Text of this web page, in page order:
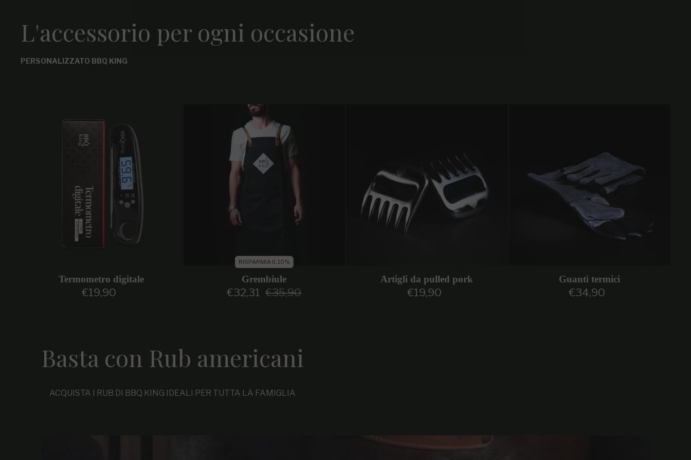
L'accessorio per ogni occasione
PERSONALIZZATO BBQ KING
Termometro digitale
Prezzo regolare
€19,90
RISPARMIA IL 10%
Grembiule
Prezzo di vendita
€32,31 Prezzo regolare
€35,90
Artigli da pulled pork
Prezzo regolare
€19,90
Guanti termici
Prezzo regolare
€34,90
Basta con Rub americani
ACQUISTA I RUB DI BBQ KING IDEALI PER TUTTA LA FAMIGLIA